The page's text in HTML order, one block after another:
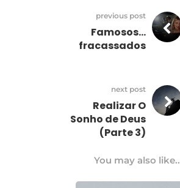
previous post
Famosos…
fracassados
next post
Realizar O
Sonho de Deus
(Parte 3)
You may also like..